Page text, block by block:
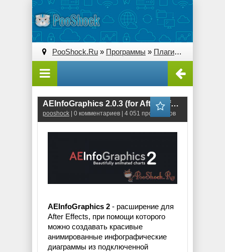
PooShock.Ru » Программы » Плагины (Plug-ins)
AEInfoGraphics 2.0.3 (for After Effects)
pooshock | 0 комментариев | 4 051 просмотров
AEInfoGraphics 2 - расширение для
After Effects, при помощи которого
можно создавать красивые
анимированные инфографические
диаграммы из подключенной